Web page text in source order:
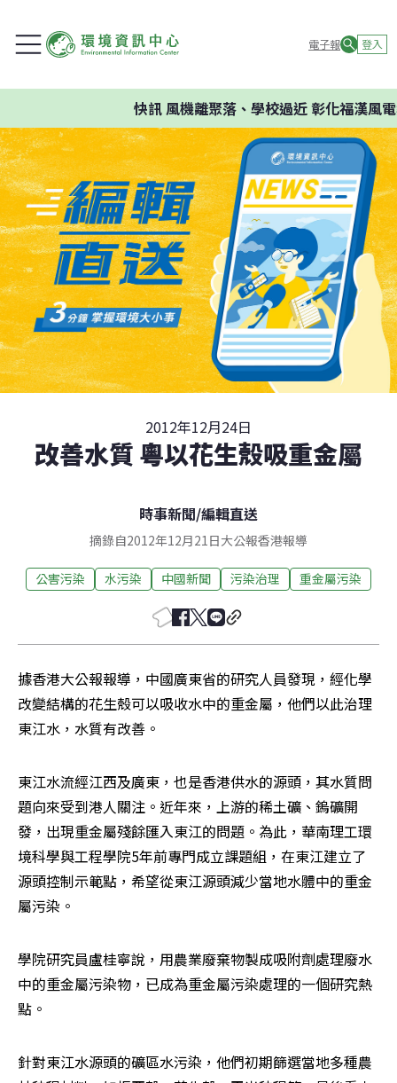
電子報 登入
快訊風機離聚落、學校過近 彰化福漢風電
2012年12月24日
改善水質 粵以花生殼吸重金屬
時事新聞/編輯直送
摘錄自2012年12月21日大公報香港報導
公害污染 水污染 中國新聞 污染治理 重金屬污染
據香港大公報報導，中國廣東省的研究人員發現，經化學
改變結構的花生殼可以吸收水中的重金屬，他們以此治理
東江水，水質有改善。
東江水流經江西及廣東，也是香港供水的源頭，其水質問
題向來受到港人關注。近年來，上游的稀土礦、鎢礦開
發，出現重金屬殘餘匯入東江的問題。為此，華南理工環
境科學與工程學院5年前專門成立課題組，在東江建立了
源頭控制示範點，希望從東江源頭減少當地水體中的重金
屬污染。
學院研究員盧桂寧說，用農業廢棄物製成吸附劑處理廢水
中的重金屬污染物，已成為重金屬污染處理的一個研究熱
點。
針對東江水源頭的礦區水污染，他們初期篩選當地多種農